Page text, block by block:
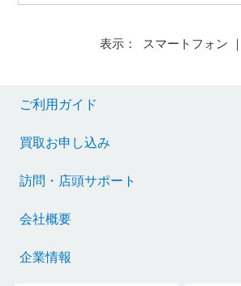
表示： スマートフォン ｜
ご利用ガイド
買取お申し込み
訪問・店頭サポート
会社概要
企業情報